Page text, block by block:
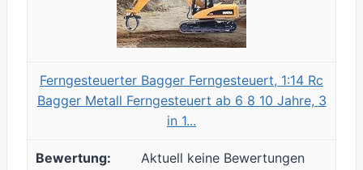
Ferngesteuerter Bagger Ferngesteuert, 1:14 Rc
Bagger Metall Ferngesteuert ab 6 8 10 Jahre, 3
in 1...
Aktuell keine Bewertungen